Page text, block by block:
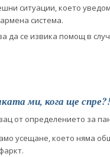
ситуации, което
система.
да се извика помощ в
ми, кога ще
от определението за
усещане, което няма